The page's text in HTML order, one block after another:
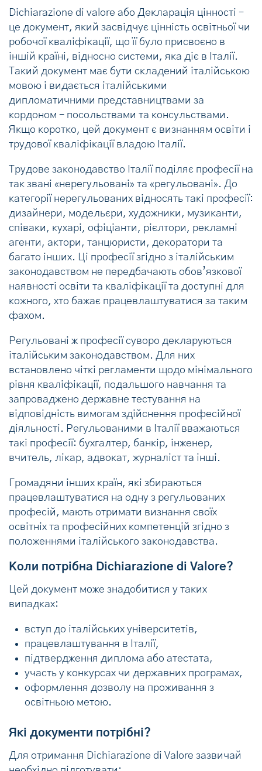
Dichiarazione di valore або Декларація цінності –
це документ, який засвідчує цінність освітньої чи
робочої кваліфікації, що її було присвоєно в
іншій країні, відносно системи, яка діє в Італії.
Такий документ має бути складений італійською
мовою і видається італійськими
дипломатичними представництвами за
кордоном – посольствами та консульствами.
Якщо коротко, цей документ є визнанням освіти і
трудової кваліфікації владою Італії.
Трудове законодавство Італії поділяє професії на
так звані «нерегульовані» та «регульовані». До
категорії нерегульованих відносять такі професії:
дизайнери, модельєри, художники, музиканти,
співаки, кухарі, офіціанти, рієлтори, рекламні
агенти, актори, танцюристи, декоратори та
багато інших. Ці професії згідно з італійським
законодавством не передбачають обов’язкової
наявності освіти та кваліфікації та доступні для
кожного, хто бажає працевлаштуватися за таким
фахом.
Регульовані ж професії суворо декларуються
італійським законодавством. Для них
встановлено чіткі регламенти щодо мінімального
рівня кваліфікації, подальшого навчання та
запроваджено державне тестування на
відповідність вимогам здійснення професійної
діяльності. Регульованими в Італії вважаються
такі професії: бухгалтер, банкір, інженер,
вчитель, лікар, адвокат, журналіст та інші.
Громадяни інших країн, які збираються
працевлаштуватися на одну з регульованих
професій, мають отримати визнання своїх
освітніх та професійних компетенцій згідно з
положеннями італійського законодавства.
Коли потрібна Dichiarazione di Valore?
Цей документ може знадобитися у таких
випадках:
вступ до італійських університетів,
працевлаштування в Італії,
підтвердження диплома або атестата,
участь у конкурсах чи державних програмах,
оформлення дозволу на проживання з
освітньою метою.
Які документи потрібні?
Для отримання Dichiarazione di Valore зазвичай